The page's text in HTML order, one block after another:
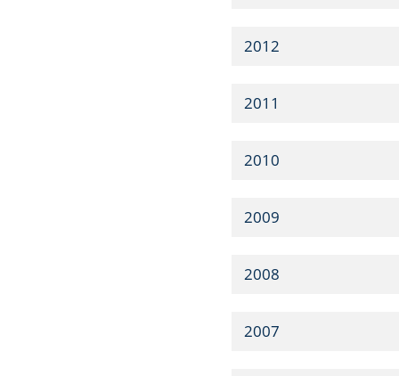
2012
2011
2010
2009
2008
2007